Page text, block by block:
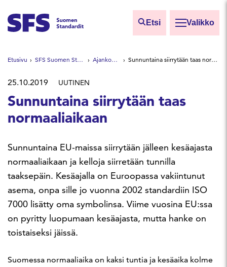
Etsi Valikko
Etsi sivuilta
Hae hakutermillä
Etusivu SFS Suomen Standardit Ajankohtaista Sunnuntaina siirrytään taas normaaliaikaan
25.10.2019 UUTINEN
Sunnuntaina siirrytään taas
normaaliaikaan
Sunnuntaina EU-maissa siirrytään jälleen kesäajasta
normaaliaikaan ja kelloja siirretään tunnilla
taaksepäin. Kesäajalla on Euroopassa vakiintunut
asema, onpa sille jo vuonna 2002 standardiin ISO
7000 lisätty oma symbolinsa. Viime vuosina EU:ssa
on pyritty luopumaan kesäajasta, mutta hanke on
toistaiseksi jäissä.
Suomessa normaaliaika on kaksi tuntia ja kesäaika kolme